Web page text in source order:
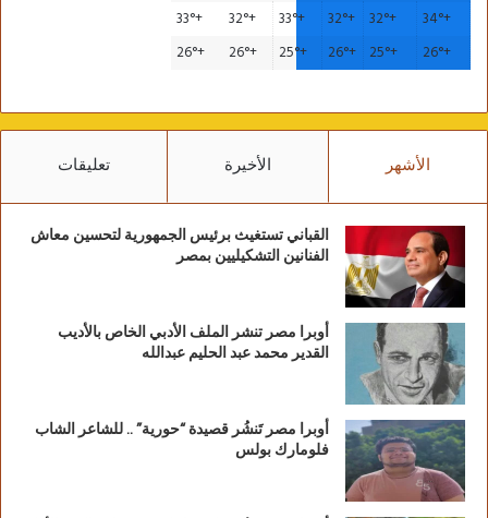
+
34°
+
32°
+
32°
+
33°
+
32°
+
33°
+
26°
+
25°
+
26°
+
25°
+
26°
+
26°
الأشهر الأخيرة تعليقات
القباني تستغيث برئيس الجمهورية لتحسين معاش
الفنانين التشكيليين بمصر
أوبرا مصر تنشر الملف الأدبي الخاص بالأديب
القدير محمد عبد الحليم عبدالله
أوبرا مصر تَنشُر قصيدة “حورية” .. للشاعر الشاب
فلومارك بولس